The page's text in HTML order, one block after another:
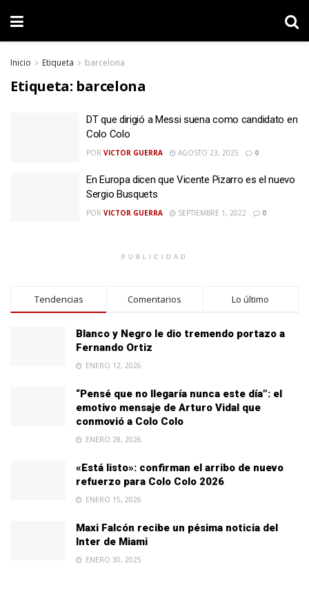
Inicio Etiqueta barcelona
Etiqueta: barcelona
DT que dirigió a Messi suena como candidato en
Colo Colo
POR VICTOR GUERRA AGOSTO 23, 2025 0
En Europa dicen que Vicente Pizarro es el nuevo
Sergio Busquets
POR VICTOR GUERRA SEPTIEMBRE 1, 2022 0
PUBLICIDAD
Tendencias Comentarios Lo último
Blanco y Negro le dio tremendo portazo a
Fernando Ortiz
ENERO 12, 2026
“Pensé que no llegaría nunca este día”: el
emotivo mensaje de Arturo Vidal que
conmovió a Colo Colo
ENERO 28, 2026
«Está listo»: confirman el arribo de nuevo
refuerzo para Colo Colo 2026
ENERO 15, 2026
Maxi Falcón recibe un pésima noticia del
Inter de Miami
ENERO 30, 2025